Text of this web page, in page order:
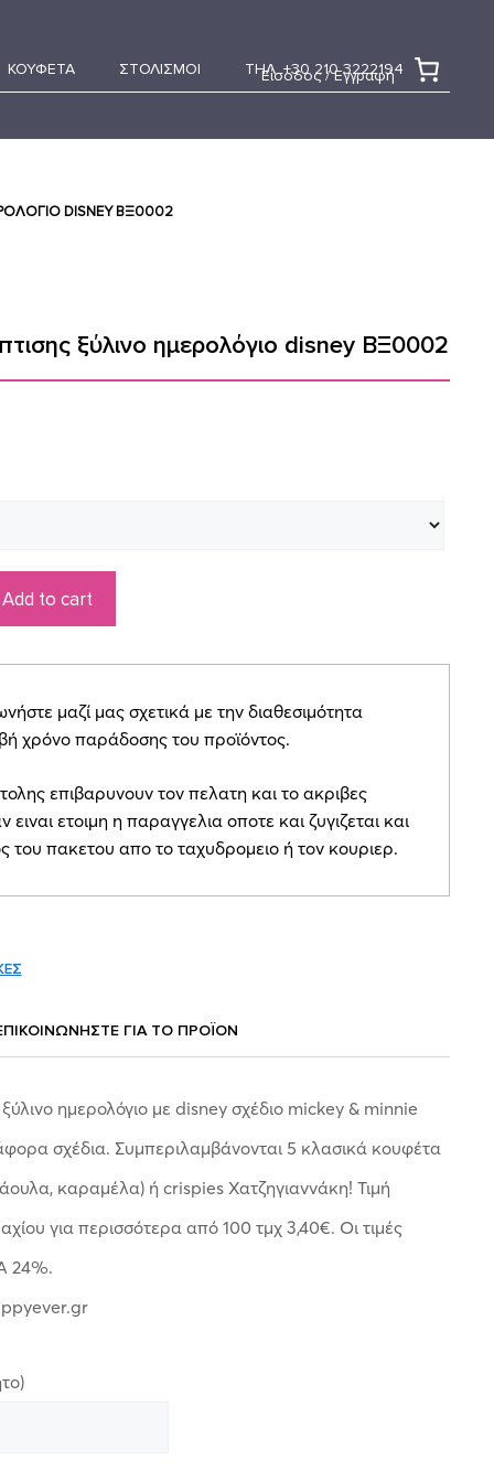
Είσοδος / Εγγραφή
ΚΟΥΦΕΤΑ ΣΤΟΛΙΣΜΟΙ ΤΗΛ. +30 210 3222194
DISNEY ΒΞ0002
ξύλινο ημερολόγιο disney ΒΞ0002
Add to cart
μαζί μας σχετικά με την διαθεσιμότητα
χρόνο παράδοσης του προϊόντος.
επιβαρυνουν τον πελατη και το ακριβες
ειναι ετοιμη η παραγγελια οποτε και ζυγιζεται και
του πακετου απο το ταχυδρομειο ή τον κουριερ.
ΓΙΑ ΤΟ ΠΡΟΪOΝ
ημερολόγιο με disney σχέδιο mickey & minnie
σχέδια. Συμπεριλαμβάνονται 5 κλασικά κουφέτα
καραμέλα) ή crispies Χατζηγιαννάκη! Τιμή
για περισσότερα από 100 τμχ 3,40€. Οι τιμές
24%.